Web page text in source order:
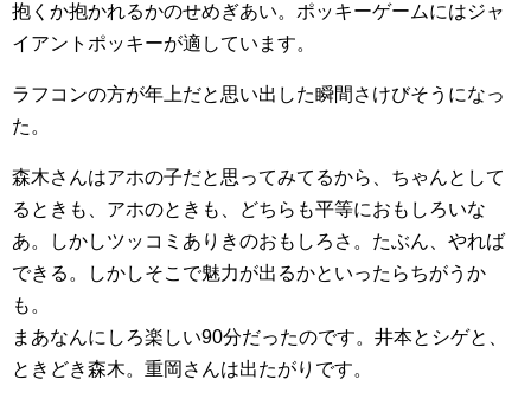
抱くか抱かれるかのせめぎあい。ポッキーゲームにはジャ
イアントポッキーが適しています。
ラフコンの方が年上だと思い出した瞬間さけびそうになっ
た。
森木さんはアホの子だと思ってみてるから、ちゃんとして
るときも、アホのときも、どちらも平等におもしろいな
あ。しかしツッコミありきのおもしろさ。たぶん、やれば
できる。しかしそこで魅力が出るかといったらちがうか
も。
まあなんにしろ楽しい90分だったのです。井本とシゲと、
ときどき森木。重岡さんは出たがりです。